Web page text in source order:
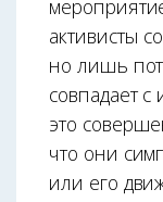
активисты
но лишь
совпадает с
это
что они
или его